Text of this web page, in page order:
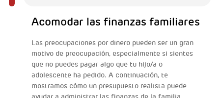
Acomodar las finanzas familiares
Las preocupaciones por dinero pueden ser un gran
motivo de preocupación, especialmente si sientes
que no puedes pagar algo que tu hijo/a o
adolescente ha pedido. A continuación, te
mostramos cómo un presupuesto realista puede